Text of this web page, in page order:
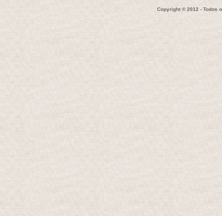
Copyright ® 2012 - Todos